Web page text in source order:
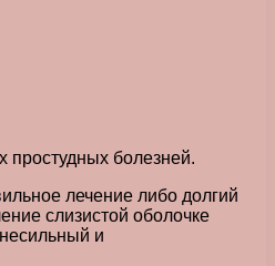
простудных болезней.
лечение либо долгий
слизистой оболочке
и